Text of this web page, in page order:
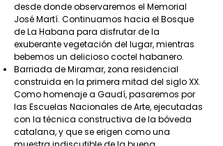
desde donde observaremos el Memorial
José Martí. Continuamos hacia el Bosque
de La Habana para disfrutar de la
exuberante vegetación del lugar, mientras
bebemos un delicioso coctel habanero.
Barriada de Miramar, zona residencial
construida en la primera mitad del siglo XX.
Como homenaje a Gaudí, pasaremos por
las Escuelas Nacionales de Arte, ejecutadas
con la técnica constructiva de la bóveda
catalana, y que se erigen como una